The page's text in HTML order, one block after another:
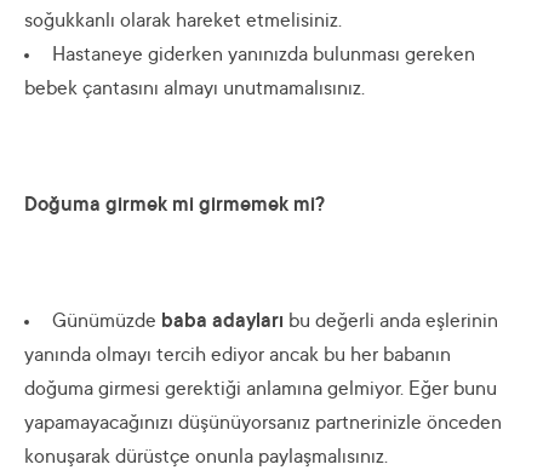
soğukkanlı olarak hareket etmelisiniz.
Hastaneye giderken yanınızda bulunması gereken
bebek çantasını almayı unutmamalısınız.
Doğuma girmek mi girmemek mi?
Günümüzde baba adayları bu değerli anda eşlerinin
yanında olmayı tercih ediyor ancak bu her babanın
doğuma girmesi gerektiği anlamına gelmiyor. Eğer bunu
yapamayacağınızı düşünüyorsanız partnerinizle önceden
konuşarak dürüstçe onunla paylaşmalısınız.